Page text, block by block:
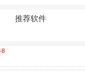
推荐软件
8